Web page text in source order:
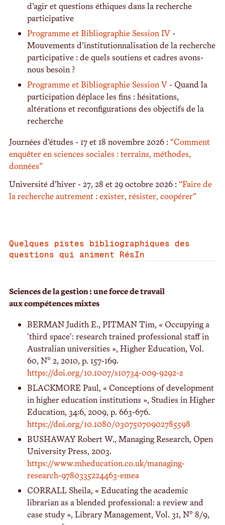
d’agir et questions éthiques dans la recherche
participative
Programme et Bibliographie Session IV -
Mouvements d’institutionnalisation de la recherche
participative : de quels soutiens et cadres avons-
nous besoin ?
Programme et Bibliographie Session V - Quand la
participation déplace les fins : hésitations,
altérations et reconfigurations des objectifs de la
recherche
Journées d’études - 17 et 18 novembre 2026 :“Comment
enquêter en sciences sociales : terrains, méthodes,
données”
Université d’hiver - 27, 28 et 29 octobre 2026 :“Faire de
la recherche autrement : exister, résister, coopérer”
Quelques pistes bibliographiques des
questions qui animent RésIn
Sciences de la gestion : une force de travail
aux compétences mixtes
BERMAN Judith E., PITMAN Tim, « Occupying a
'third space': research trained professional staff in
Australian universities », Higher Education, Vol.
60, N° 2, 2010, p. 157-169.
https://doi.org/10.1007/s10734-009-9292-z
BLACKMORE Paul, « Conceptions of development
in higher education institutions », Studies in Higher
Education, 34:6, 2009, p. 663-676.
https://doi.org/10.1080/03075070902785598
BUSHAWAY Robert W., Managing Research, Open
University Press, 2003.
https://www.mheducation.co.uk/managing-
research-9780335224463-emea
CORRALL Sheila, « Educating the academic
librarian as a blended professional: a review and
case study », Library Management, Vol. 31, N° 8/9,